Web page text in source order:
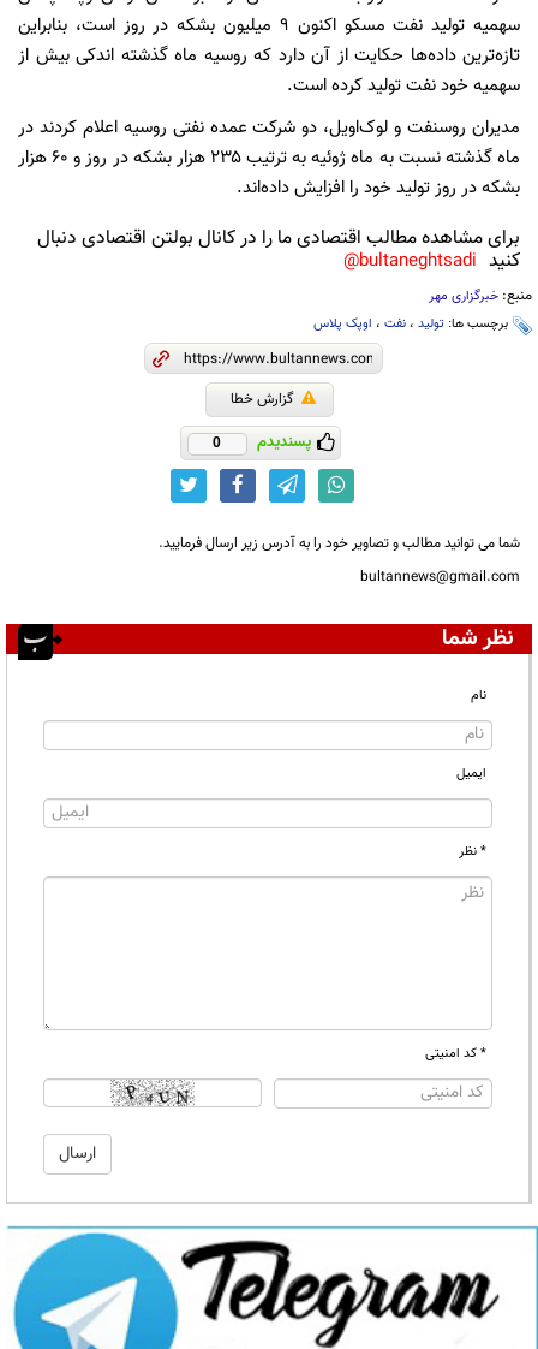
سهمیه تولید نفت مسکو اکنون ۹ میلیون بشکه در روز است، بنابراین
تازه‌ترین داده‌ها حکایت از آن دارد که روسیه ماه گذشته اندکی بیش از
سهمیه خود نفت تولید کرده است.
مدیران روسنفت و لوک‌اویل، دو شرکت عمده نفتی روسیه اعلام کردند در
ماه گذشته نسبت به ماه ژوئیه به ترتیب ۲۳۵ هزار بشکه در روز و ۶۰ هزار
بشکه در روز تولید خود را افزایش داده‌اند.
برای مشاهده مطالب اقتصادی ما را در کانال بولتن اقتصادی دنبال
کنید bultaneghtsadi@
منبع: خبرگزاری مهر
برچسب ها: تولید ، نفت ، اوپک پلاس
گزارش خطا
پسندیدم 0
شما می توانید مطالب و تصاویر خود را به آدرس زیر ارسال فرمایید.
bultannews@gmail.com
نظر شما
نام
ایمیل
* نظر
* کد امنیتی